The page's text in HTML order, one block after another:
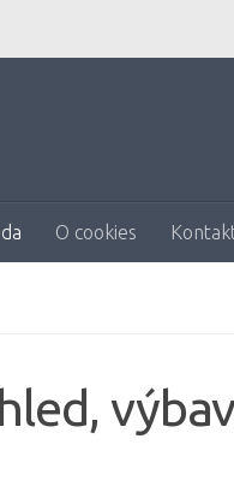
O cookies